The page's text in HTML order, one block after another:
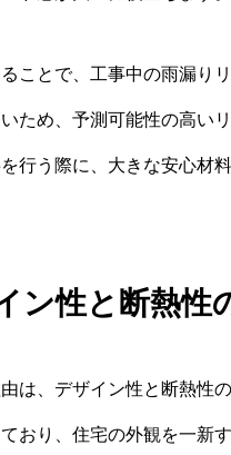
ことで、工事中の雨漏り
ため、予測可能性の高い
行う際に、大きな安心材
ン性と断熱性
は、デザイン性と断熱性
おり、住宅の外観を一新